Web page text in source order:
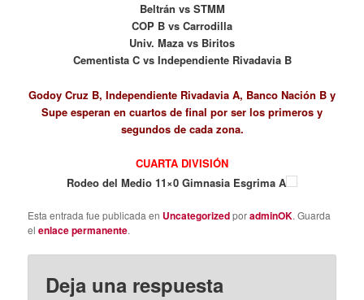
Beltrán vs STMM
COP B vs Carrodilla
Univ. Maza vs Biritos
Cementista C vs Independiente Rivadavia B
Godoy Cruz B, Independiente Rivadavia A, Banco Nación B y
Supe esperan en cuartos de final por ser los primeros y
segundos de cada zona.
CUARTA DIVISIÓN
Rodeo del Medio 11×0 Gimnasia Esgrima A
Esta entrada fue publicada en UncategorizedporadminOK. Guarda
elenlace permanente.
Deja una respuesta